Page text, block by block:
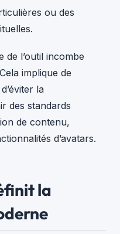
ou des
de l’outil incombe
implique de
la
des standards
de contenu,
d’avatars.
la